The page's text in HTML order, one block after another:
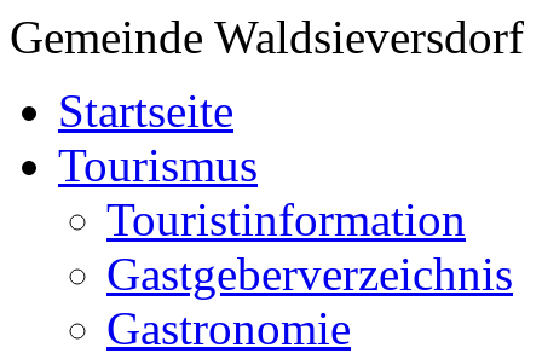
Gemeinde Waldsieversdorf
Startseite
Tourismus
Touristinformation
Gastgeberverzeichnis
Gastronomie